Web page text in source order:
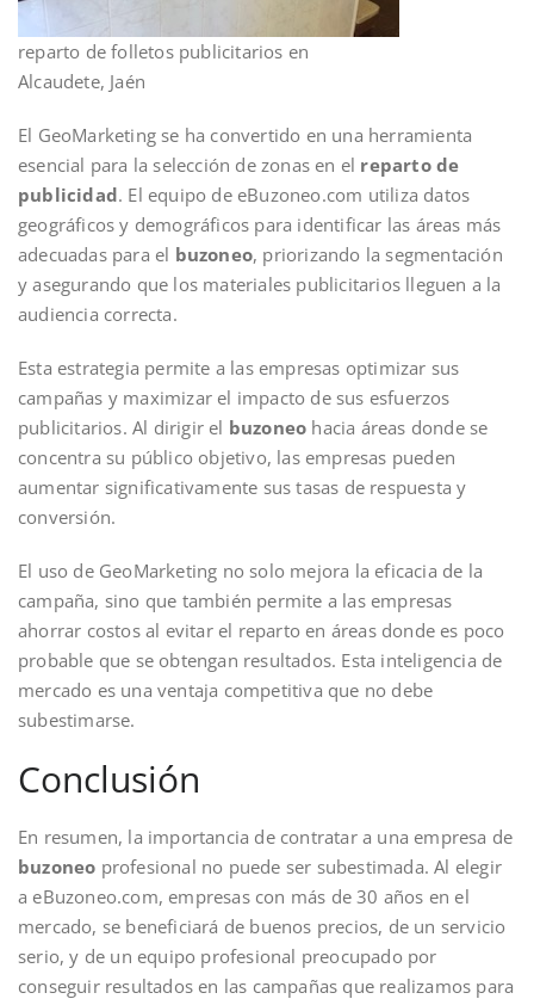
reparto de folletos publicitarios en
Alcaudete, Jaén
El GeoMarketing se ha convertido en una herramienta
esencial para la selección de zonas en el reparto de
publicidad. El equipo de eBuzoneo.com utiliza datos
geográficos y demográficos para identificar las áreas más
adecuadas para el buzoneo, priorizando la segmentación
y asegurando que los materiales publicitarios lleguen a la
audiencia correcta.
Esta estrategia permite a las empresas optimizar sus
campañas y maximizar el impacto de sus esfuerzos
publicitarios. Al dirigir el buzoneo hacia áreas donde se
concentra su público objetivo, las empresas pueden
aumentar significativamente sus tasas de respuesta y
conversión.
El uso de GeoMarketing no solo mejora la eficacia de la
campaña, sino que también permite a las empresas
ahorrar costos al evitar el reparto en áreas donde es poco
probable que se obtengan resultados. Esta inteligencia de
mercado es una ventaja competitiva que no debe
subestimarse.
Conclusión
En resumen, la importancia de contratar a una empresa de
buzoneo profesional no puede ser subestimada. Al elegir
a eBuzoneo.com, empresas con más de 30 años en el
mercado, se beneficiará de buenos precios, de un servicio
serio, y de un equipo profesional preocupado por
conseguir resultados en las campañas que realizamos para